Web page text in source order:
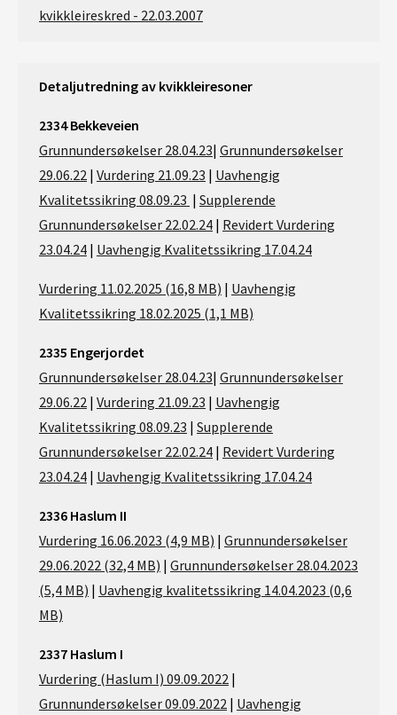
kvikkleireskred - 22.03.2007
Detaljutredning av kvikkleiresoner
2334 Bekkeveien
Grunnundersøkelser 28.04.23| Grunnundersøkelser
29.06.22 | Vurdering 21.09.23 | Uavhengig
Kvalitetssikring 08.09.23 | Supplerende
Grunnundersøkelser 22.02.24 | Revidert Vurdering
23.04.24 | Uavhengig Kvalitetssikring 17.04.24
Vurdering 11.02.2025 (16,8 MB) | Uavhengig
Kvalitetssikring 18.02.2025 (1,1 MB)
2335 Engerjordet
Grunnundersøkelser 28.04.23| Grunnundersøkelser
29.06.22 | Vurdering 21.09.23 | Uavhengig
Kvalitetssikring 08.09.23 | Supplerende
Grunnundersøkelser 22.02.24 | Revidert Vurdering
23.04.24 | Uavhengig Kvalitetssikring 17.04.24
2336 Haslum II
Vurdering 16.06.2023 (4,9 MB) | Grunnundersøkelser
29.06.2022 (32,4 MB) | Grunnundersøkelser 28.04.2023
(5,4 MB) | Uavhengig kvalitetssikring 14.04.2023 (0,6
MB)
2337 Haslum I
Vurdering (Haslum I) 09.09.2022 |
Grunnundersøkelser 09.09.2022 | Uavhengig